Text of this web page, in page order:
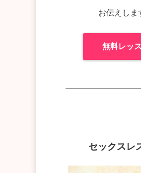
お伝えしま
無料レッ
セックスレ